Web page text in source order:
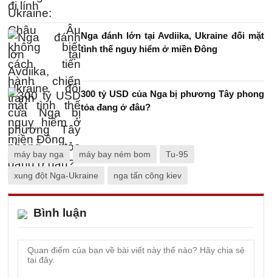
Nga đánh lớn tại Avdiika, Ukraine đối mặt
tình thế nguy hiểm ở miền Đông
300 tỷ USD của Nga bị phương Tây phong
tỏa đang ở đâu?
máy bay nga máy bay ném bom Tu-95
xung đột Nga-Ukraine nga tấn công kiev
Bình luận